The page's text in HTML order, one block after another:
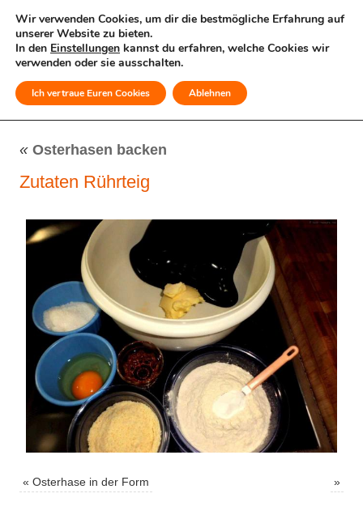
MENÜ
« Osterhasen backen
Zutaten Rührteig
« Osterhase in der Form »
Wir verwenden Cookies, um dir die bestmögliche Erfahrung auf
unserer Website zu bieten.
In den Einstellungen kannst du erfahren, welche Cookies wir
verwenden oder sie ausschalten.
Ich vertraue Euren Cookies Ablehnen